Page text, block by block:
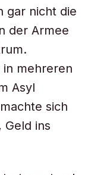
gar nicht die
der Armee
in mehreren
Asyl
sich
Geld ins